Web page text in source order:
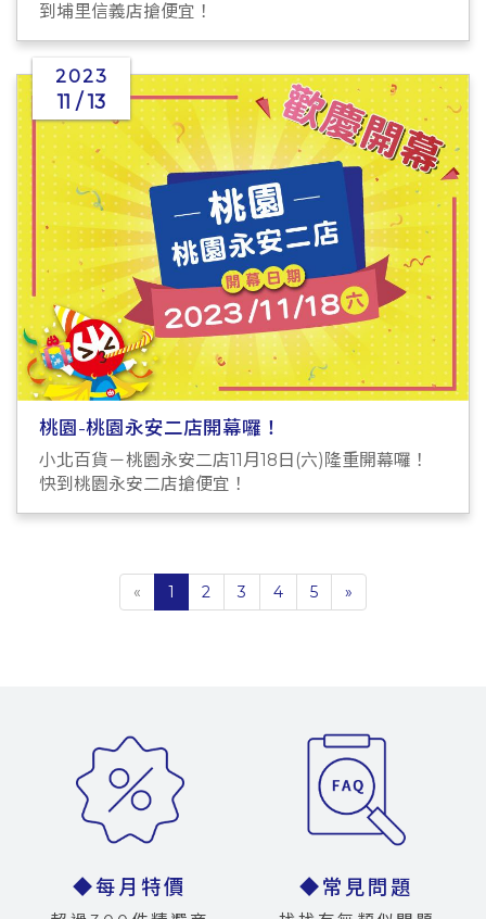
到埔里信義店搶便宜！
2023
11 / 13
桃園-桃園永安二店開幕囉！
小北百貨－桃園永安二店11月18日(六)隆重開幕囉！
快到桃園永安二店搶便宜！
« 1 2 3 4 5 »
◆每月特價 ◆常見問題